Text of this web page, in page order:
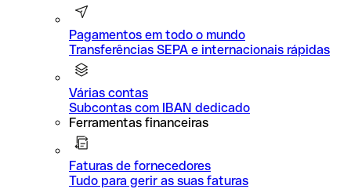
Pagamentos em todo o mundo
Transferências SEPA e internacionais rápidas
Várias contas
Subcontas com IBAN dedicado
Ferramentas financeiras
Faturas de fornecedores
Tudo para gerir as suas faturas